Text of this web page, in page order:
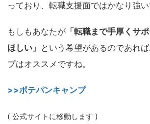
っており、転職支援面ではかなり強い
もしもあなたが 「転職まで手厚くサ
ほしい」 という希望があるのであれ
プはオススメですね。
>>ポテパンキャンプ
( 公式サイトに移動します )